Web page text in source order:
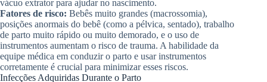
vácuo extrator para ajudar no nascimento.
Fatores de risco: Bebês muito grandes (macrossomia),
posições anormais do bebê (como a pélvica, sentado), trabalho
de parto muito rápido ou muito demorado, e o uso de
instrumentos aumentam o risco de trauma. A habilidade da
equipe médica em conduzir o parto e usar instrumentos
corretamente é crucial para minimizar esses riscos.
Infecções Adquiridas Durante o Parto